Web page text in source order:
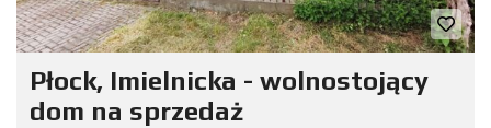
Płock, Imielnicka - wolnostojący
dom na sprzedaż